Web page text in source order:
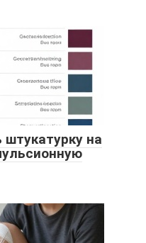
на